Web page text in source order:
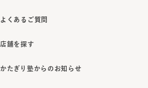
よくあるご質問
店舗を探す
かたぎり塾からのお知らせ